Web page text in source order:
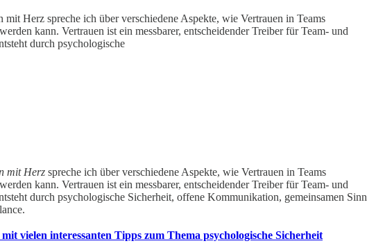
mit Herz spreche ich über verschiedene Aspekte, wie Vertrauen in Teams
kann. Vertrauen ist ein messbarer, entscheidender Treiber für Team‑ und
durch psychologische
mit Herz spreche ich über verschiedene Aspekte, wie Vertrauen in Teams
kann. Vertrauen ist ein messbarer, entscheidender Treiber für Team‑ und
durch psychologische Sicherheit, offene Kommunikation, gemeinsamen Sinn
vielen interessanten Tipps zum Thema psychologische Sicherheit